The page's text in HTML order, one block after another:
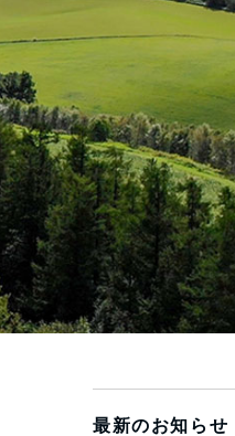
最新のお知らせ